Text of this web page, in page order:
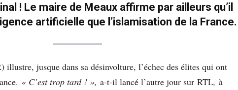
! Le maire de Meaux affirme par ailleurs qu’il
artificielle que l’islamisation de la France.
illustre, jusque dans sa désinvolture, l’échec des élites qui ont
« C’est trop tard ! », a-t-il lancé l’autre jour sur RTL, à